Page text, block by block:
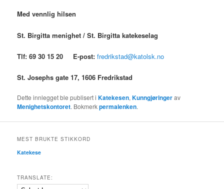
Med vennlig hilsen
St. Birgitta menighet / St. Birgitta katekeselag
Tlf: 69 30 15 20 E-post: fredrikstad@katolsk.no
St. Josephs gate 17, 1606 Fredrikstad
Dette innlegget ble publisert iKatekesen,Kunngjøringerav
Menighetskontoret. Bokmerkpermalenken.
MEST BRUKTE STIKKORD
Katekese
TRANSLATE: